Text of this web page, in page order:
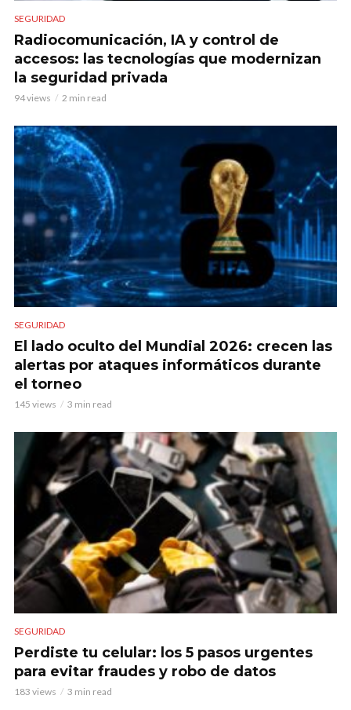
SEGURIDAD
Radiocomunicación, IA y control de
accesos: las tecnologías que modernizan
la seguridad privada
94 views 2 min read
SEGURIDAD
El lado oculto del Mundial 2026: crecen las
alertas por ataques informáticos durante
el torneo
145 views 3 min read
SEGURIDAD
Perdiste tu celular: los 5 pasos urgentes
para evitar fraudes y robo de datos
183 views 3 min read